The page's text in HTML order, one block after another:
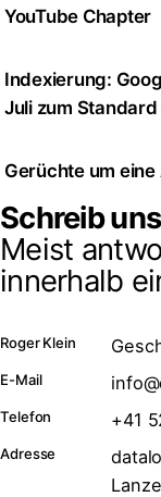
YouTube Chapter
Indexierung:
Juli zum
Gerüchte um
Schreib
Meist
innerhalb
Roger Klein
E-Mail
Telefon +41
Adresse